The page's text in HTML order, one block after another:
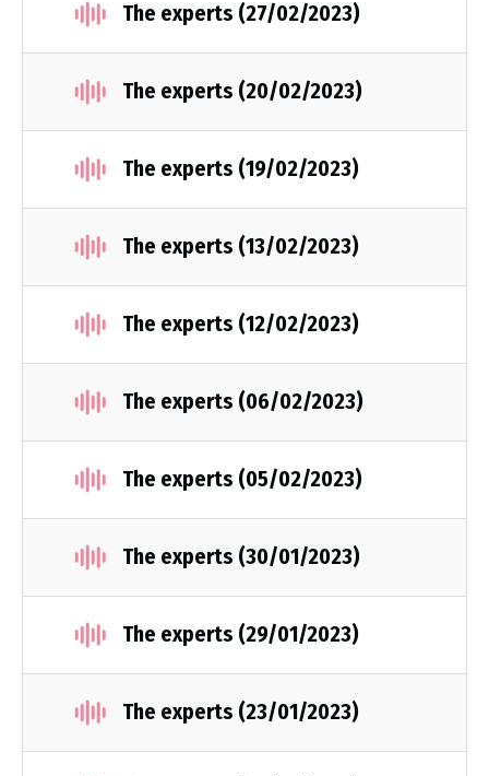
The experts (27/02/2023)
The experts (20/02/2023)
The experts (19/02/2023)
The experts (13/02/2023)
The experts (12/02/2023)
The experts (06/02/2023)
The experts (05/02/2023)
The experts (30/01/2023)
The experts (29/01/2023)
The experts (23/01/2023)